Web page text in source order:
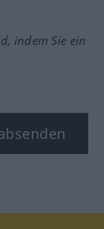
indem Sie ein